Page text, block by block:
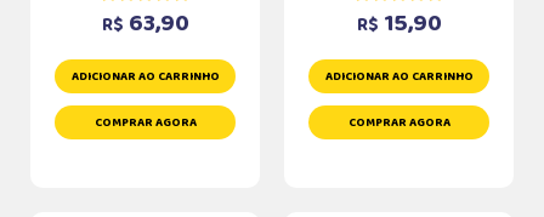
R$ 63,90
ADICIONAR AO CARRINHO
COMPRAR AGORA
R$ 15,90
ADICIONAR AO CARRINHO
COMPRAR AGORA